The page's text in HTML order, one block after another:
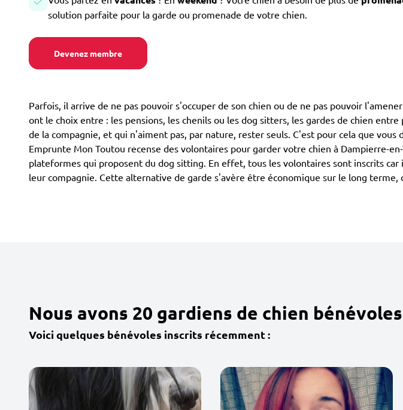
solution parfaite pour la garde ou promenade de votre chien.
Devenez membre
Parfois, il arrive de ne pas pouvoir s'occuper de son chien ou de ne pas pouvoir
ont le choix entre : les pensions, les chenils ou les dog sitters, les gardes de chien
de la compagnie, et qui n'aiment pas, par nature, rester seuls. C'est pour cela que
Emprunte Mon Toutou recense des volontaires pour garder votre chien à Dampierre-
plateformes qui proposent du dog sitting. En effet, tous les volontaires sont inscrits
leur compagnie. Cette alternative de garde s'avère être économique sur le long terme,
Nous avons 20 gardiens de chien
Voici quelques bénévoles inscrits récemment :